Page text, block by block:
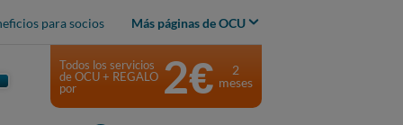
para socios Más páginas de OCU
Todos los servicios
de OCU + REGALO
por
2€
2
meses